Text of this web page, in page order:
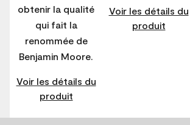
obtenir la qualité
qui fait la
renommée de
Benjamin Moore.
Voir les détails du
produit
Voir les détails du
produit